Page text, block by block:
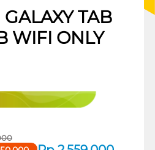
TAB
WIFI ONLY